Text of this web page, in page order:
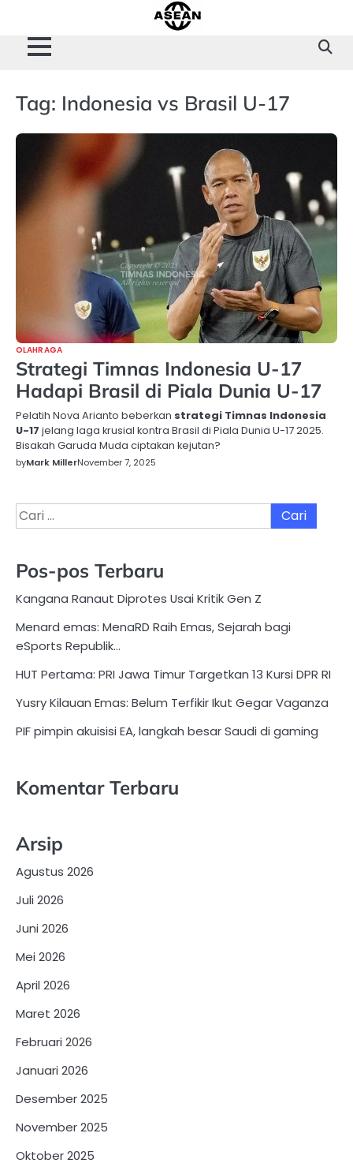
content
Tag: Indonesia vs Brasil U-17
OLAHRAGA
Strategi Timnas Indonesia U-17
Hadapi Brasil di Piala Dunia U-17
Pelatih Nova Arianto beberkan strategi Timnas Indonesia
U-17 jelang laga krusial kontra Brasil di Piala Dunia U-17 2025.
Bisakah Garuda Muda ciptakan kejutan?
byMark MillerNovember 7, 2025
Cari
untuk:
Pos-pos Terbaru
Kangana Ranaut Diprotes Usai Kritik Gen Z
Menard emas: MenaRD Raih Emas, Sejarah bagi
eSports Republik…
HUT Pertama: PRI Jawa Timur Targetkan 13 Kursi DPR RI
Yusry Kilauan Emas: Belum Terfikir Ikut Gegar Vaganza
PIF pimpin akuisisi EA, langkah besar Saudi di gaming
Komentar Terbaru
Arsip
Agustus 2026
Juli 2026
Juni 2026
Mei 2026
April 2026
Maret 2026
Februari 2026
Januari 2026
Desember 2025
November 2025
Oktober 2025